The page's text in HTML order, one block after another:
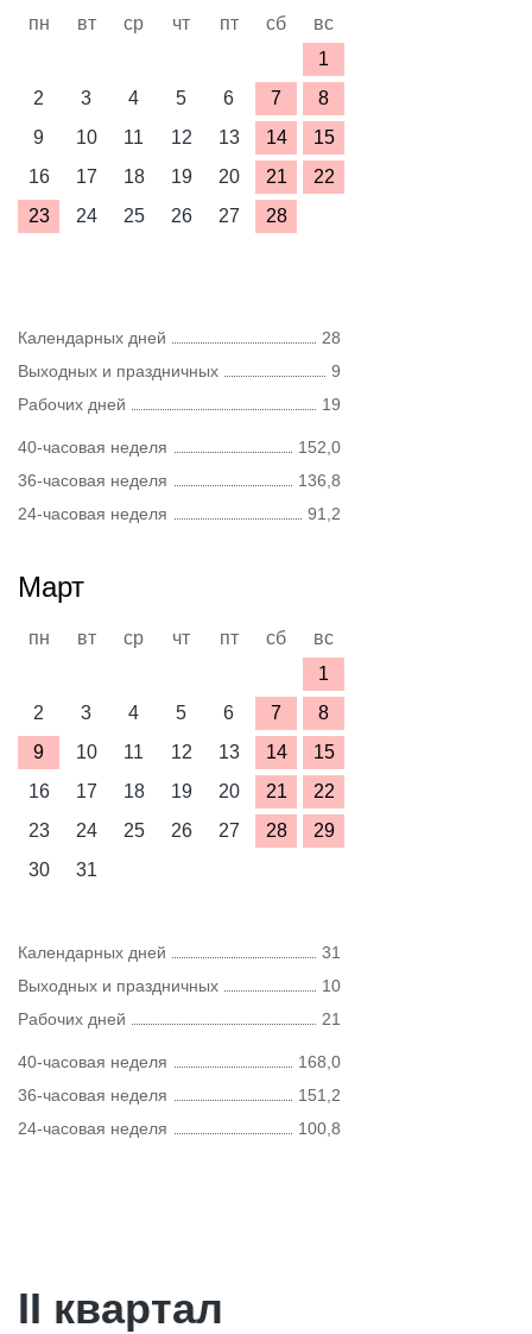
пн вт ср чт пт сб
вс
1
2
3 4 5 6 7
8
9
10 11 12 13 14
15
16
17 18 19 20 21
22
23
24 25 26 27 28
Календарных дней
28
Выходных и праздничных
9
Рабочих дней
19
40-часовая неделя
152,0
36-часовая неделя
136,8
24-часовая неделя
91,2
Март
пн вт ср чт пт сб
вс
1
2
3 4 5 6 7
8
9
10 11 12 13 14
15
16
17 18 19 20 21
22
23
24 25 26 27 28
29
30
31
Календарных дней
31
Выходных и праздничных
10
Рабочих дней
21
40-часовая неделя
168,0
36-часовая неделя
151,2
24-часовая неделя
100,8
II квартал